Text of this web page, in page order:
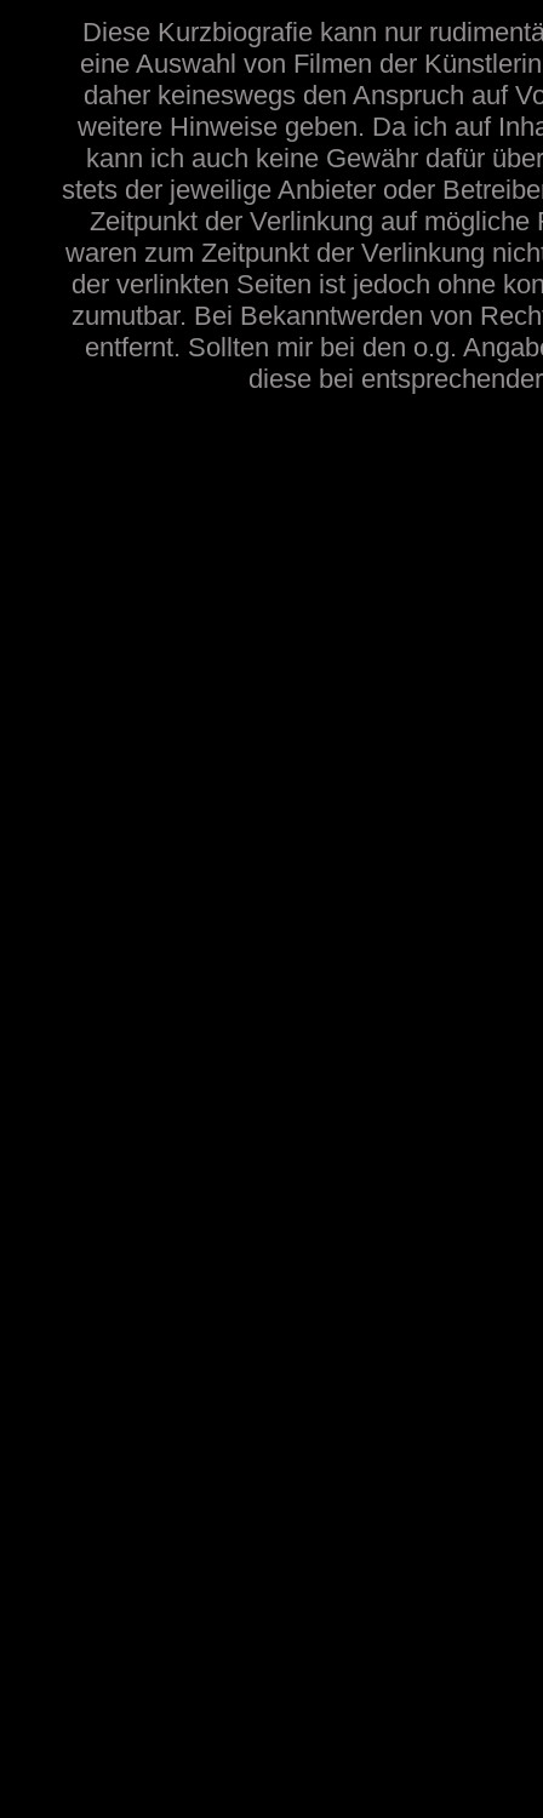
Diese Kurzbiografie kann nur
eine Auswahl von Filmen der
daher keineswegs den Anspruch auf
weitere Hinweise geben. Da ich auf
kann ich auch keine Gewähr dafür
stets der jeweilige Anbieter oder
Zeitpunkt der Verlinkung auf
waren zum Zeitpunkt der Verlinkung
der verlinkten Seiten ist jedoch ohne
zumutbar. Bei Bekanntwerden von
entfernt. Sollten mir bei den o.g.
diese bei